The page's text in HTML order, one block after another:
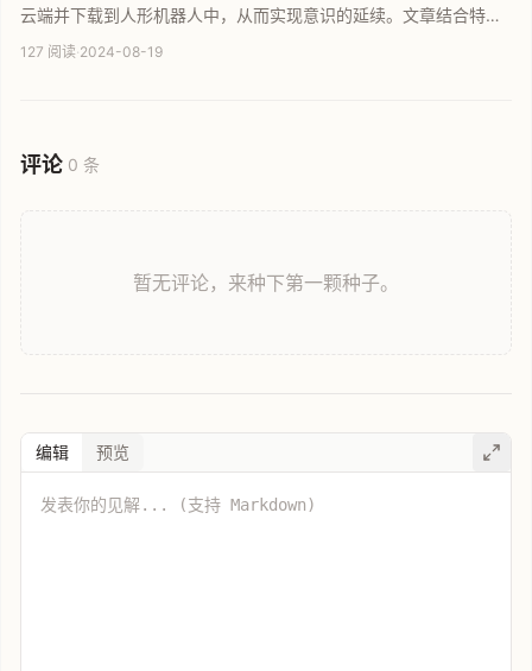
云端并下载到人形机器人中，从而实现意识的延续。文章结合特斯
拉Optimus二代机器人的技术进步及热门科幻剧集《上载新生》，
127 阅读·2024-08-19
评论 0 条
暂无评论，来种下第一颗种子。
编辑 预览